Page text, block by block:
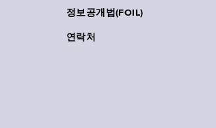
정보공개법(FOIL)
연락처